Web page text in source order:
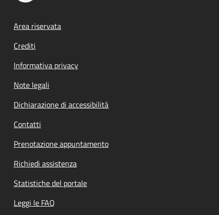
Footer menu
Area riservata
Crediti
Informativa privacy
Note legali
Dichiarazione di accessibilità
Contatti
Prenotazione appuntamento
Richiedi assistenza
Statistiche del portale
Leggi le FAQ